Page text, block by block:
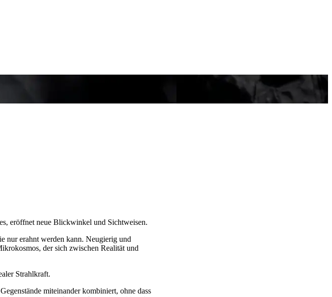
eröffnet neue Blickwinkel und Sichtweisen.
nur erahnt werden kann. Neugierig und
der sich zwischen Realität und
Strahlkraft.
miteinander kombiniert, ohne dass